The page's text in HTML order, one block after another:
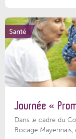
Santé
Journée «
Dans le cadre du
Bocage Mayennais,